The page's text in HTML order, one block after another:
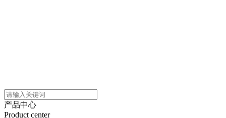
产品中心
Product center